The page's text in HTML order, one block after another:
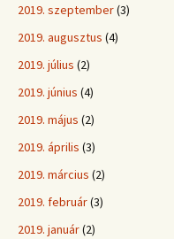
2019. szeptember(3)
2019. augusztus (4)
2019. július (2)
2019. június (4)
2019. május (2)
2019. április (3)
2019. március (2)
2019. február(3)
2019. január(2)